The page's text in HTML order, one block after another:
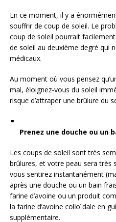
En ce moment, il y a
souffrir de coup de soleil. Le
coup de soleil pourrait
de soleil au deuxième degré qui
médicaux.
Au moment où vous pensez
mal, éloignez-vous du soleil
risque d’attraper une brûlure du
Prenez une douche ou un
Les coups de soleil sont très
brûlures, et votre peau sera très
vous sentirez instantanément
après une douche ou un bain
farine d’avoine ou un produit
la farine d’avoine colloïdale en
supplémentaire.